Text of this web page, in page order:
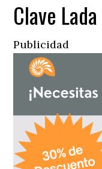
Clave
Publicidad